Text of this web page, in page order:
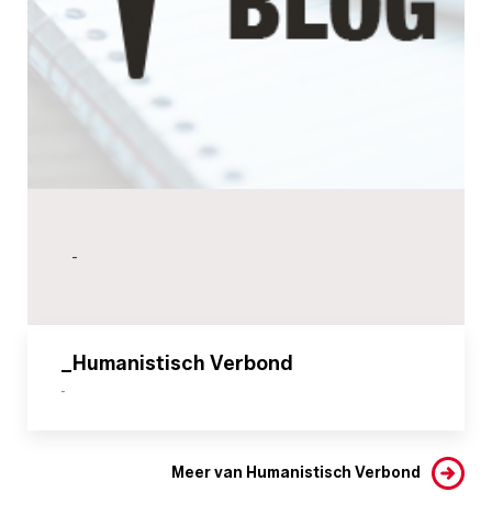
-
_Humanistisch Verbond
-
Meer van Humanistisch Verbond